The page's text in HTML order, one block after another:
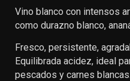
Vino blanco con intensos
como durazno blanco,
Fresco, persistente,
Equilibrada acidez, ideal
pescados y carnes